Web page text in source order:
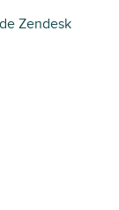
Zendesk